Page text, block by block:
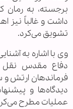
برجسته، به رمان
داشت و غالباً نیز
تشویق می‌کرد.
وی با اشاره به
دفاع مقدس نقل
فرماندهان ارتش و
دیدگاه‌ها و
عملیات مطرح